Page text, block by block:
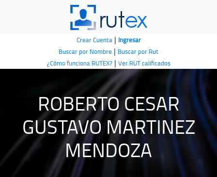
Crear Cuenta| Ingresar
Buscar por Nombre | Buscar por Rut
¿Cómo funciona RUTEX?| Ver RUT calificados
ROBERTO CESAR
GUSTAVO MARTINEZ
MENDOZA